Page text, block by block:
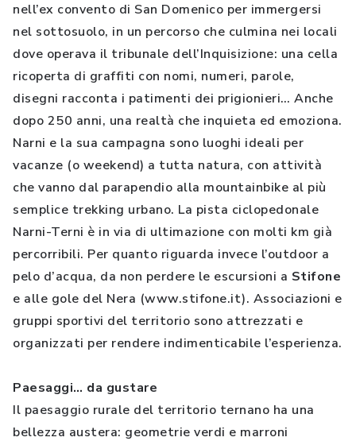
nell’ex convento di San Domenico per immergersi
nel sottosuolo, in un percorso che culmina nei locali
dove operava il tribunale dell’Inquisizione: una cella
ricoperta di graffiti con nomi, numeri, parole,
disegni racconta i patimenti dei prigionieri… Anche
dopo 250 anni, una realtà che inquieta ed emoziona.
Narni e la sua campagna sono luoghi ideali per
vacanze (o weekend) a tutta natura, con attività
che vanno dal parapendio alla mountainbike al più
semplice trekking urbano. La pista ciclopedonale
Narni-Terni è in via di ultimazione con molti km già
percorribili. Per quanto riguarda invece l’outdoor a
pelo d’acqua, da non perdere le escursioni a Stifone
e alle gole del Nera (www.stifone.it). Associazioni e
gruppi sportivi del territorio sono attrezzati e
organizzati per rendere indimenticabile l’esperienza.
Paesaggi… da gustare
Il paesaggio rurale del territorio ternano ha una
bellezza austera: geometrie verdi e marroni